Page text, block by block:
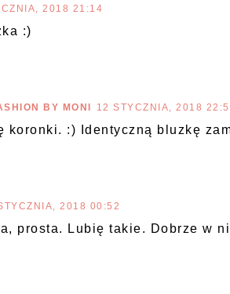
2018 21:14
:)
BY MONI 12 STYCZNIA, 2018
koronki. :) Identyczną bluzkę
2018 00:52
prosta. Lubię takie. Dobrze w